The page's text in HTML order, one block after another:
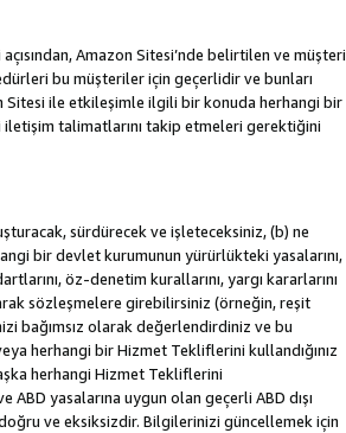
Amazon Sitesi’nde belirtilen ve müşteri
bu müşteriler için geçerlidir ve bunları
ile etkileşimle ilgili bir konuda herhangi bir
talimatlarını takip etmeleri gerektiğini
sürdürecek ve işleteceksiniz, (b) ne
bir devlet kurumunun yürürlükteki yasalarını,
öz-denetim kurallarını, yargı kararlarını
sözleşmelere girebilirsiniz (örneğin, reşit
bağımsız olarak değerlendirdiniz ve bu
herhangi bir Hizmet Tekliflerini kullandığınız
herhangi Hizmet Tekliflerini
yasalarına uygun olan geçerli ABD dışı
ve eksiksizdir. Bilgilerinizi güncellemek için